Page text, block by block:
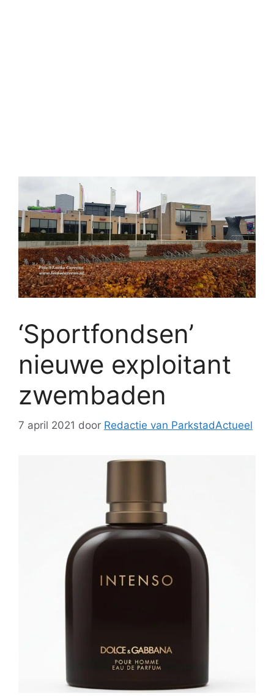
‘Sportfondsen’
nieuwe exploitant
zwembaden
7 april 2021 door Redactie van ParkstadActueel